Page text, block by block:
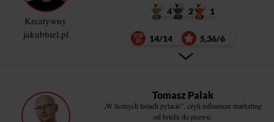
Kreatywny
jakubbiel.pl
4 2 1
14/14 5,36/6
Tomasz Palak
„W licznych listach pytacie”, czyli influencer marketing
od briefu do pozwu.